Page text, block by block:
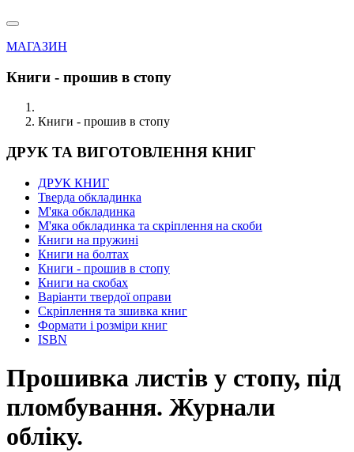
МАГАЗИН
Книги - прошив в стопу
Книги - прошив в стопу
ДРУК ТА ВИГОТОВЛЕННЯ КНИГ
ДРУК КНИГ
Тверда обкладинка
М'яка обкладинка
М'яка обкладинка та скріплення на скоби
Книги на пружині
Книги на болтах
Книги - прошив в стопу
Книги на скобах
Варіанти твердої оправи
Скріплення та зшивка книг
Формати і розміри книг
ISBN
Прошивка листів у стопу, під
пломбування. Журнали
обліку.